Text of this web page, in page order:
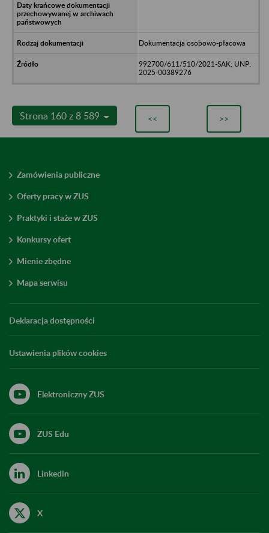
Dokumentacja osobowo-płacowa
992700/611/510/2021-SAK; UNP:
2025-00389276
Strona 160 z 8 589 << >>
Zamówienia publiczne
Oferty pracy w ZUS
Praktyki i staże w ZUS
Konkursy ofert
Mienie zbędne
Mapa serwisu
Deklaracja dostępności
Ustawienia plików cookies
Elektroniczny ZUS
ZUS Edu
Linkedin
X